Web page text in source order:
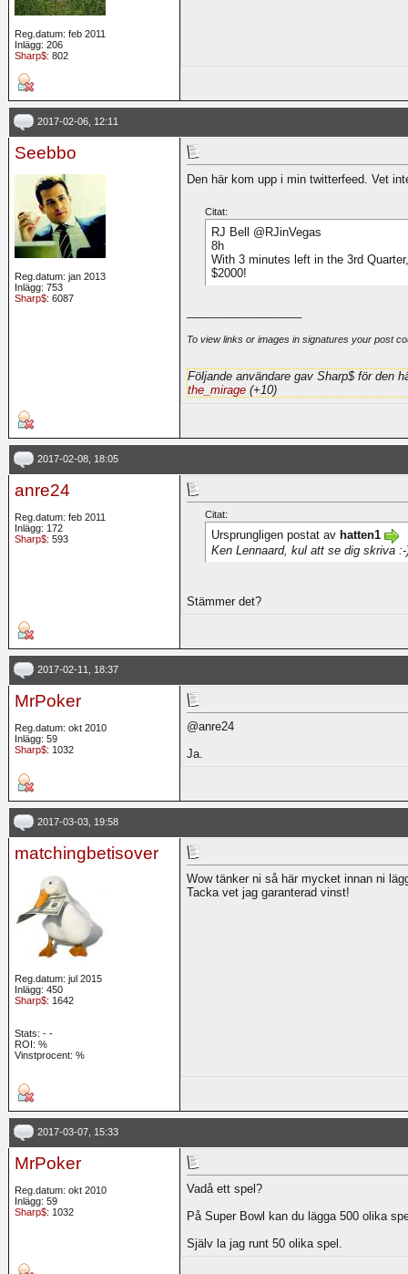
Reg.datum: feb 2011
Inlägg: 206
Sharp$: 802
2017-02-06, 12:11
Seebbo
Reg.datum: jan 2013
Inlägg: 753
Sharp$: 6087
Den här kom upp i min twitterfeed. Vet
Citat:
RJ Bell @RJinVegas
8h
With 3 minutes left in the 3rd
$2000!
To view links or images in signatures your post
Följande användare gav Sharp$ för den
the_mirage (+10)
2017-02-08, 18:05
anre24
Reg.datum: feb 2011
Inlägg: 172
Sharp$: 593
Citat:
Ursprungligen postat av hatten1
Ken Lennaard, kul att se dig skriva :-
Stämmer det?
2017-02-11, 18:37
MrPoker
Reg.datum: okt 2010
Inlägg: 59
Sharp$: 1032
@anre24
Ja.
2017-03-03, 19:58
matchingbetisover
Reg.datum: jul 2015
Inlägg: 450
Sharp$: 1642
Stats: - -
ROI: %
Vinstprocent: %
Wow tänker ni så här mycket innan ni
Tacka vet jag garanterad vinst!
2017-03-07, 15:33
MrPoker
Reg.datum: okt 2010
Inlägg: 59
Sharp$: 1032
Vadå ett spel?
På Super Bowl kan du lägga 500 olika
Själv la jag runt 50 olika spel.